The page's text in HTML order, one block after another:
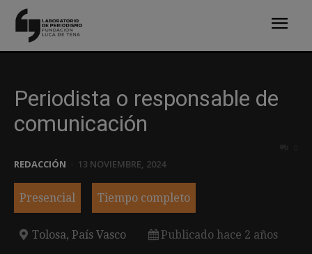
Periodista o responsable de
comunicación
REDACCIÓN 13 NOVIEMBRE, 2024
Presencial Tiempo completo
Tolosa, País Vasco Publicado hace 2 años